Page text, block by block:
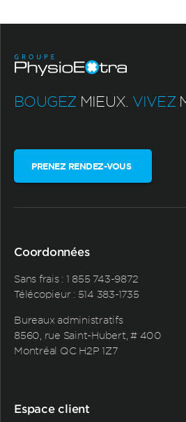
BOUGEZ MIEUX. VIVEZ
PRENEZ RENDEZ-VOUS
Coordonnées
Sans frais : 1 855 743-9872
Télécopieur : 514 383-1735
Bureaux administratifs
8560, rue Saint-Hubert, # 400
Montréal QC H2P 1Z7
Espace client